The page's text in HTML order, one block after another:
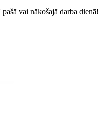
vai nākošajā darba dienā!